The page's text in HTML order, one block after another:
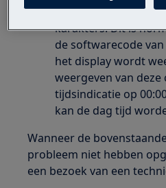
display weer in drie
karakters. Dit is
de softwarecode
het display wordt
weergeven van deze
tijdsindicatie op
kan de dag tijd
Wanneer de
probleem niet hebben
een bezoek van een